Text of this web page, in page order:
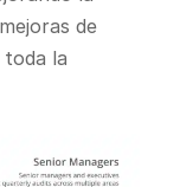
de
toda la